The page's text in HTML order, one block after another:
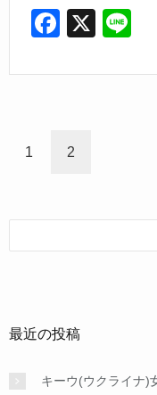
F
c
o
k
X
e
1 2
最近の投稿
キーウ(ウクライナ)